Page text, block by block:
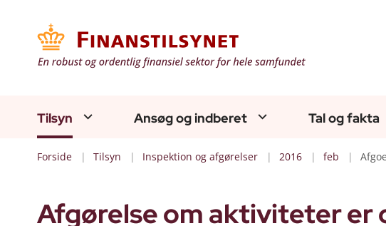
Tilsyn Ansøg og indberet Tal og fakta
Forside Tilsyn Inspektion og afgørelser 2016 feb
Afgørelse om aktiviteter er